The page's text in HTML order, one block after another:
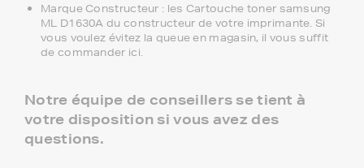
Marque Constructeur : les Cartouche toner samsung
ML D1630A du constructeur de votre imprimante. Si
vous voulez évitez la queue en magasin, il vous suffit
de commander ici.
Notre équipe de conseillers se tient à
votre disposition si vous avez des
questions.